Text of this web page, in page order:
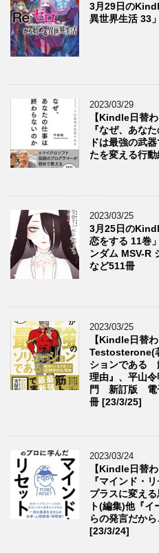
3月29日の
異世界生活 33
2023/03/29
【Kindle日替
『なぜ、あな
ドは最強の武
たを変える行
2023/03/25
3月25日の
恋をする 11巻
ンダム MSV-R
など511冊
2023/03/25
【Kindle日替
Testosterone(
ションである
理由』、平山
門 新訂版 電
冊 [23/3/25]
2023/03/24
【Kindle日替
『マインド・
プラスに変え
ト(編集)他『
らの発言だか
[23/3/24]